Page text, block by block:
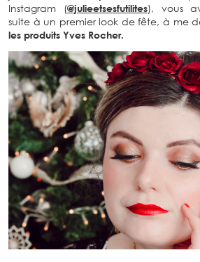
Instagram (@julieetsesfutilites), vous
suite à un premier look de fête, à me
les produits Yves Rocher.